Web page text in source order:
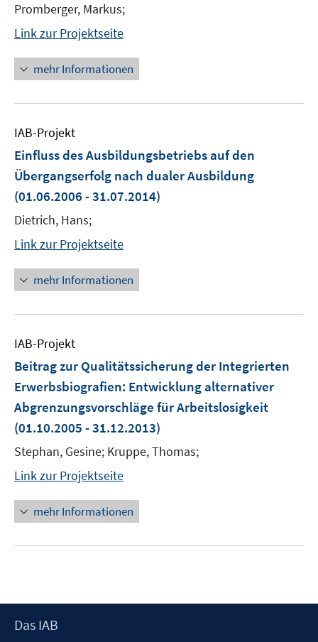
Promberger, Markus;
Link zur Projektseite
mehr Informationen
IAB-Projekt
Einfluss des Ausbildungsbetriebs auf den
Übergangserfolg nach dualer Ausbildung
(01.06.2006 - 31.07.2014)
Dietrich, Hans;
Link zur Projektseite
mehr Informationen
IAB-Projekt
Beitrag zur Qualitätssicherung der Integrierten
Erwerbsbiografien: Entwicklung alternativer
Abgrenzungsvorschläge für Arbeitslosigkeit
(01.10.2005 - 31.12.2013)
Stephan, Gesine; Kruppe, Thomas;
Link zur Projektseite
mehr Informationen
Footer
Das IAB